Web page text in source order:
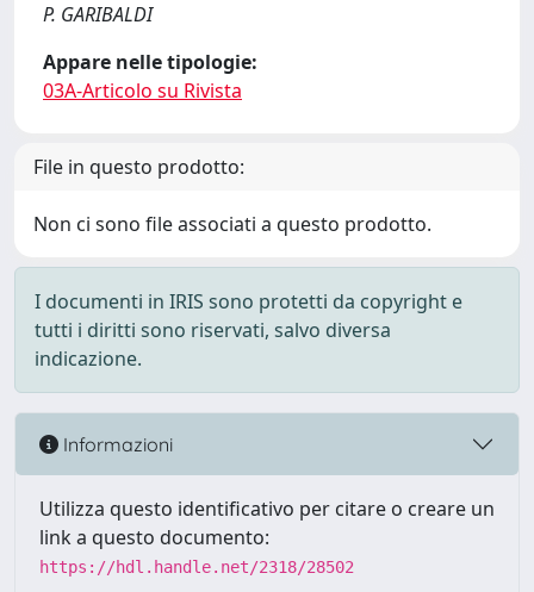
P. GARIBALDI
Appare nelle tipologie:
03A-Articolo su Rivista
File in questo prodotto:
Non ci sono file associati a questo prodotto.
I documenti in IRIS sono protetti da copyright e
tutti i diritti sono riservati, salvo diversa
indicazione.
Informazioni
Utilizza questo identificativo per citare o creare un
link a questo documento:
https://hdl.handle.net/2318/28502